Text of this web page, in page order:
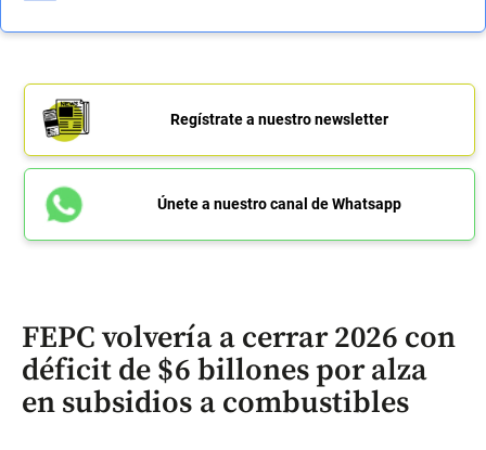
Regístrate a nuestro newsletter
Únete a nuestro canal de Whatsapp
FEPC volvería a cerrar 2026 con
déficit de $6 billones por alza
en subsidios a combustibles